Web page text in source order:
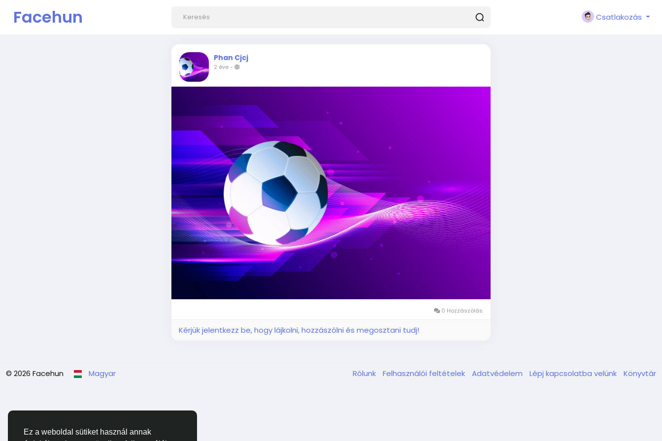
Ez a weboldal sütiket használ annak
Facehun Csatlakozás
Phan Cjcj
2 éve-
0 Hozzászólás
Kérjük jelentkezz be, hogy lájkolni, hozzászólni és megosztani tudj!
© 2026 Facehun Magyar Rólunk Felhasználói feltételek Adatvédelem Lépj kapcsolatba velünk Könyvtár